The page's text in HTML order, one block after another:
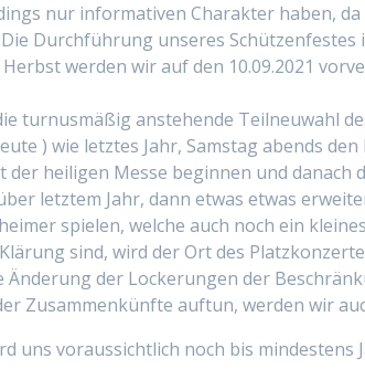
nur informativen Charakter haben,
Durchführung unseres
werden wir auf den 10.09.2021
turnusmäßig anstehende Teilneuwahl
) wie letztes Jahr, Samstag abends
der heiligen Messe beginnen und
letztem Jahr, dann etwas etwas
spielen, welche auch noch ein
sind, wird der Ort des
der Lockerungen der
Zusammenkünfte auftun, werden wir
uns voraussichtlich noch bis mindestens